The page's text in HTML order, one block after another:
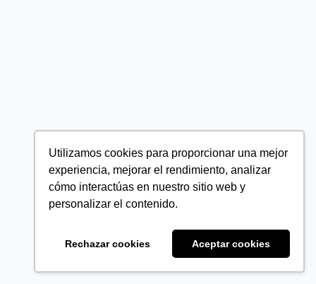
Utilizamos cookies para proporcionar una mejor
experiencia, mejorar el rendimiento, analizar
cómo interactúas en nuestro sitio web y
personalizar el contenido.
Rechazar cookies Aceptar cookies